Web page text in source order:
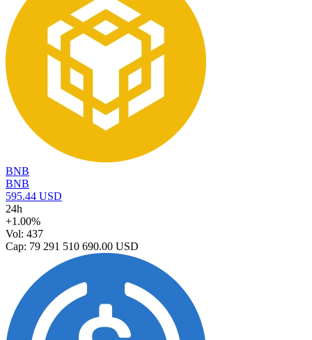
BNB
BNB
595.44 USD
24h
+1.00%
Vol: 437
Cap: 79 291 510 690.00 USD